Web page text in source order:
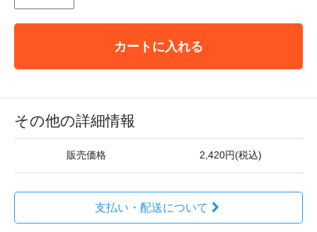
カートに入れる
その他の詳細情報
販売価格 2,420円(税込)
支払い・配送について